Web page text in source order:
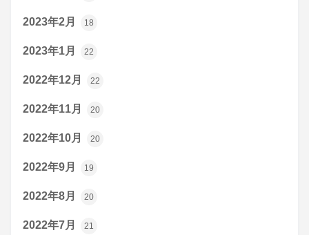
2023年2月 18
2023年1月 22
2022年12月 22
2022年11月 20
2022年10月 20
2022年9月 19
2022年8月 20
2022年7月 21